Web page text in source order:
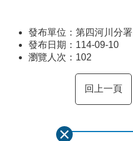
發布單位：第四河川分署
發布日期：114-09-10
瀏覽人次： 102
回上一頁